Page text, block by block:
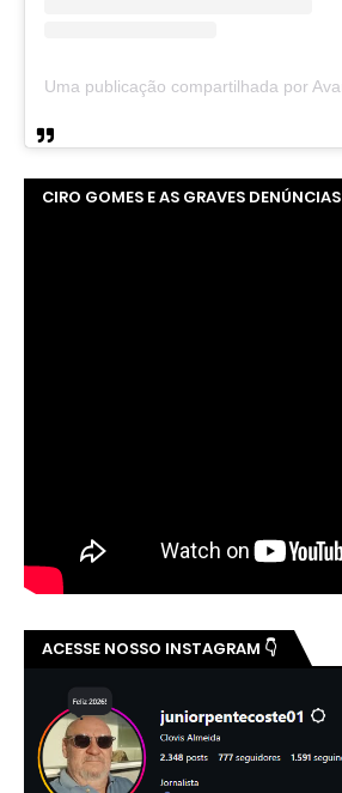
CIRO GOMES E AS GRAVES DENÚNCIAS
ACESSE NOSSO INSTAGRAM 👇